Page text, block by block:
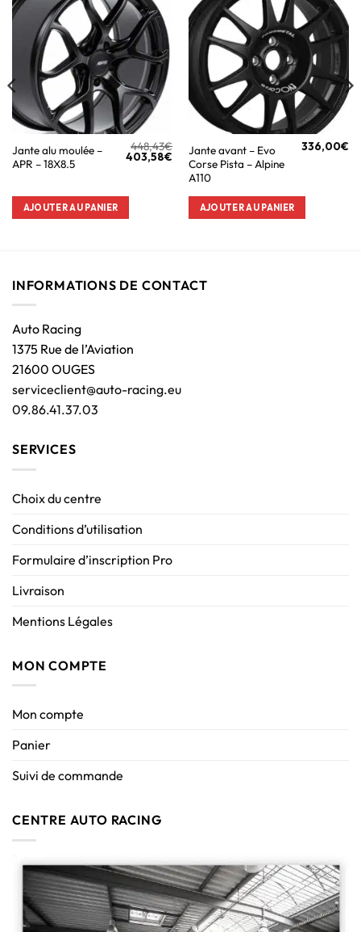
Jante alu moulée –
APR – 18X8.5
448,43€
403,58€
AJOUTER AU PANIER
Jante avant – Evo
Corse Pista – Alpine
A110
336,00€
AJOUTER AU PANIER
INFORMATIONS DE CONTACT
Auto Racing
1375 Rue de l’Aviation
21600 OUGES
serviceclient@auto-racing.eu
09.86.41.37.03
SERVICES
Choix du centre
Conditions d’utilisation
Formulaire d’inscription Pro
Livraison
Mentions Légales
MON COMPTE
Mon compte
Panier
Suivi de commande
CENTRE AUTO RACING